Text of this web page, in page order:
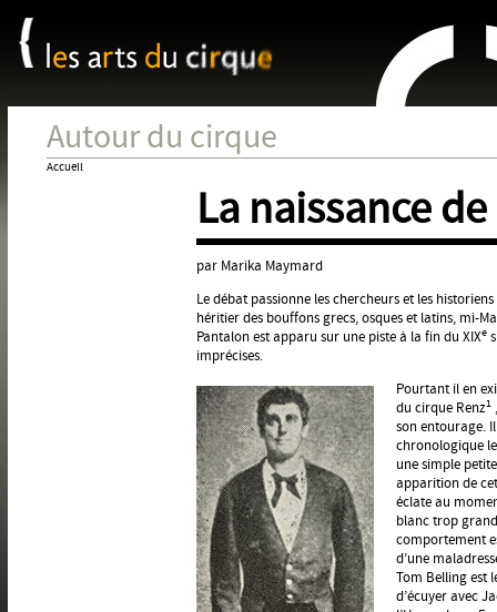
Autour du cirque
Accueil
La naissance
par Marika Maymard
Le débat passionne les chercheurs et les
héritier des bouffons grecs, osques et latins, mi-
Pantalon est apparu sur une piste à la fin du XIXe
imprécises.
Pourtant il en
du cirque Renz1
son entourage.
chronologique
une simple
apparition de
éclate au
blanc trop
comportement
d’une
Tom Belling est
d’écuyer avec
Panneau de gestion des cookies